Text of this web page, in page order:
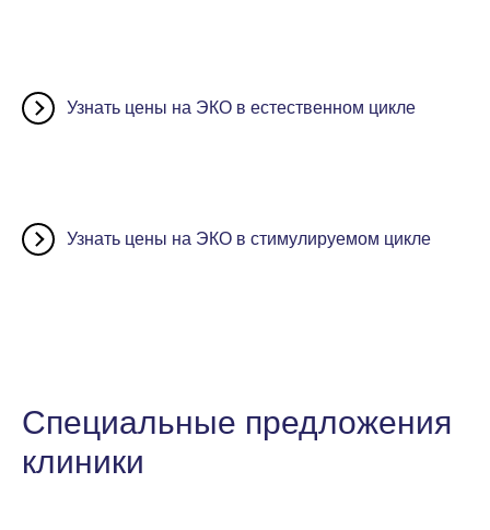
Узнать цены на ЭКО в естественном цикле
Узнать цены на ЭКО в стимулируемом цикле
Специальные предложения
клиники